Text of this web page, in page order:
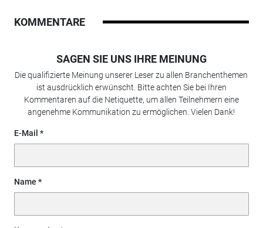
KOMMENTARE
SAGEN SIE UNS IHRE MEINUNG
Die qualifizierte Meinung unserer Leser zu allen Branchenthemen
ist ausdrücklich erwünscht. Bitte achten Sie bei Ihren
Kommentaren auf die Netiquette, um allen Teilnehmern eine
angenehme Kommunikation zu ermöglichen. Vielen Dank!
E-Mail
Name